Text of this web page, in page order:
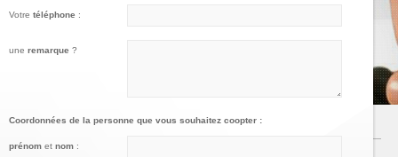
Votre téléphone :
une remarque ?
Coordonnées de la personne que vous souhaitez coopter :
prénom et nom :